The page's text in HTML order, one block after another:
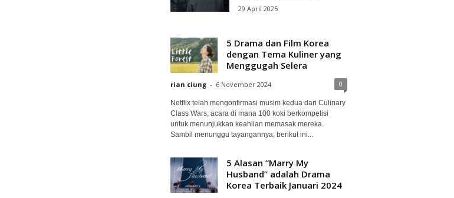
29 April 2025
5 Drama dan Film Korea
dengan Tema Kuliner yang
Menggugah Selera
rian ciung - 6 November 2024 0
Netflix telah mengonfirmasi musim kedua dari Culinary
Class Wars, acara di mana 100 koki berkompetisi
untuk menunjukkan keahlian memasak mereka.
Sambil menunggu tayangannya, berikut ini...
5 Alasan “Marry My
Husband” adalah Drama
Korea Terbaik Januari 2024